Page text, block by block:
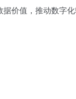
价值，推动数字化